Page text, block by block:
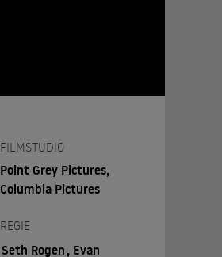
FILMSTUDIO
Point Grey Pictures,
Columbia Pictures
REGIE
Seth Rogen, Evan